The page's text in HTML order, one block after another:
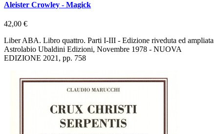
Aleister Crowley - Magick
42,00 €
Liber ABA. Libro quattro. Parti I-III - Edizione riveduta ed ampliata
Astrolabio Ubaldini Edizioni, Novembre 1978 - NUOVA
EDIZIONE 2021, pp. 758